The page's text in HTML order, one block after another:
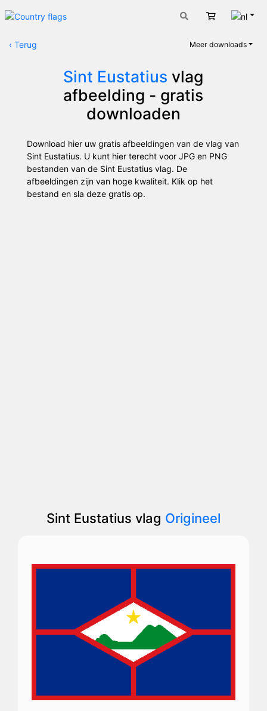
Winkelwagen
‹ Terug Meer downloads
Sint Eustatius vlag
afbeelding - gratis
downloaden
Download hier uw gratis afbeeldingen van de vlag van
Sint Eustatius. U kunt hier terecht voor JPG en PNG
bestanden van de Sint Eustatius vlag. De
afbeeldingen zijn van hoge kwaliteit. Klik op het
bestand en sla deze gratis op.
Sint Eustatius vlag Origineel